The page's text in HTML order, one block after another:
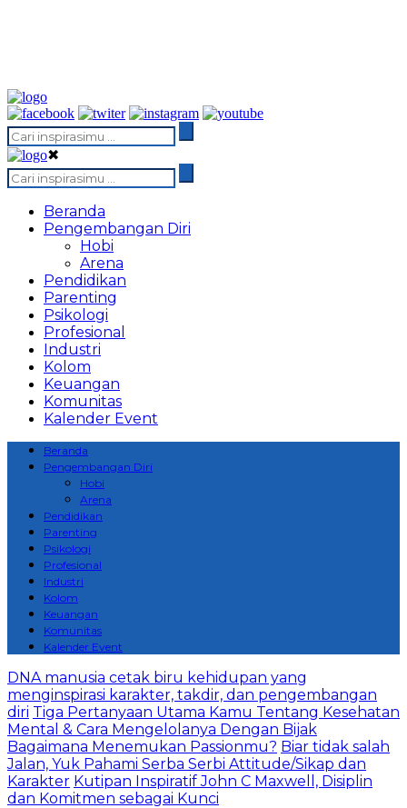
✖
Beranda
Pengembangan Diri
Hobi
Arena
Pendidikan
Parenting
Psikologi
Profesional
Industri
Kolom
Keuangan
Komunitas
Kalender Event
Beranda
Pengembangan Diri
Hobi
Arena
Pendidikan
Parenting
Psikologi
Profesional
Industri
Kolom
Keuangan
Komunitas
Kalender Event
DNA manusia cetak biru kehidupan yang
menginspirasi karakter, takdir, dan pengembangan
diri Tiga Pertanyaan Utama Kamu Tentang Kesehatan
Mental & Cara Mengelolanya Dengan Bijak
Bagaimana Menemukan Passionmu? Biar tidak salah
Jalan, Yuk Pahami Serba Serbi Attitude/Sikap dan
Karakter Kutipan Inspiratif John C Maxwell, Disiplin
dan Komitmen sebagai Kunci